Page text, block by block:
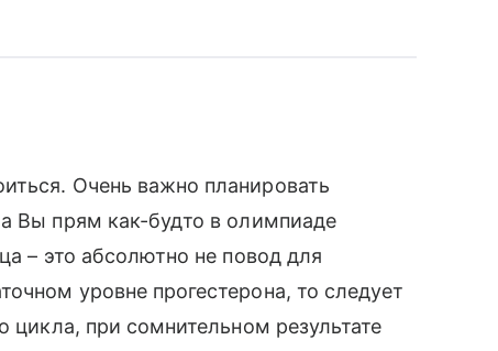
Очень важно планировать
Вы прям как-будто в олимпиаде
– это абсолютно не повод для
уровне прогестерона, то следует
цикла, при сомнительном результате